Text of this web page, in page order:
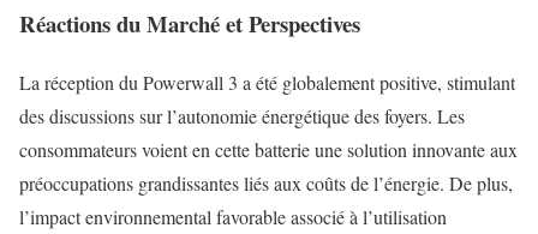
Réactions du Marché et Perspectives
La réception du Powerwall 3 a été globalement positive, stimulant
des discussions sur l’autonomie énergétique des foyers. Les
consommateurs voient en cette batterie une solution innovante aux
préoccupations grandissantes liés aux coûts de l’énergie. De plus,
l’impact environnemental favorable associé à l’utilisation